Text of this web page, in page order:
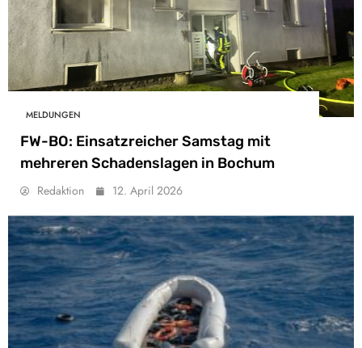
MELDUNGEN
FW-BO: Einsatzreicher Samstag mit
mehreren Schadenslagen in Bochum
Redaktion 12. April 2026